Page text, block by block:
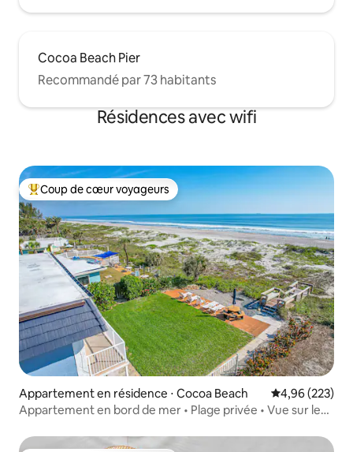
Cocoa Beach Pier
Recommandé par 73 habitants
Résidences avec wifi
Coups de cœur voyageurs les plus appréciés
Coup de cœur voyageurs
Appartement en résidence ⋅ Cocoa Beach Évaluation
4,96 (223)
Appartement en bord de mer • Plage privée • Vue sur les